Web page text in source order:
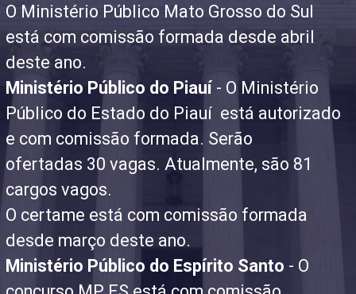
O Ministério Público Mato Grosso do Sul
está com comissão formada desde abril
deste ano.
Ministério Público do Piauí- O Ministério
Público do Estado do Piauí está autorizado
e com comissão formada. Serão
ofertadas 30 vagas. Atualmente, são 81
cargos vagos.
O certame está com comissão formada
desde março deste ano.
Ministério Público do Espírito Santo - O